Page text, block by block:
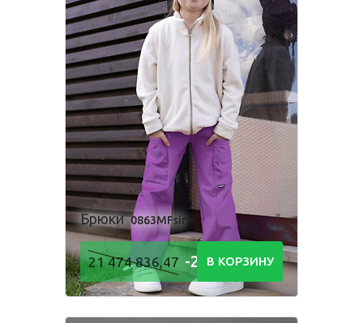
Пижама
Рубашка Толстовка Шорты
Одежда для взрослых
Блуза Боди Брюки
Джемпер Костюм
Лонгслив Толстовка
Футболка Шорты
Брюки 0863MFsir
21 474 836,47 -21 474
836,48Р
В КОРЗИНУ